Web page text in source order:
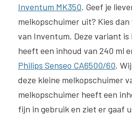
Inventum MK350. Geef je
melkopschuimer uit? Kies
van Inventum. Deze variant is
heeft een inhoud van 240 ml
Philips Senseo CA6500/60.
deze kleine melkopschuimer
melkopschuimer heeft een
fijn in gebruik en ziet er gaaf